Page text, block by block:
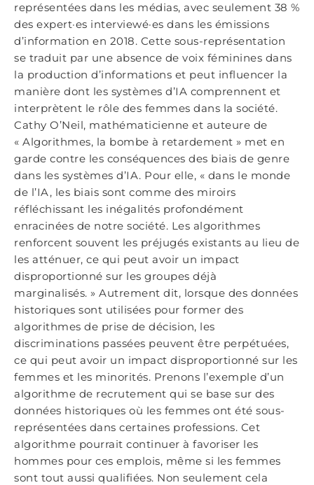
représentées dans les médias, avec seulement 38 %
des expert·es interviewé·es dans les émissions
d’information en 2018. Cette sous-représentation
se traduit par une absence de voix féminines dans
la production d’informations et peut influencer la
manière dont les systèmes d’IA comprennent et
interprètent le rôle des femmes dans la société.
Cathy O’Neil, mathématicienne et auteure de
« Algorithmes, la bombe à retardement » met en
garde contre les conséquences des biais de genre
dans les systèmes d’IA. Pour elle, « dans le monde
de l’IA, les biais sont comme des miroirs
réfléchissant les inégalités profondément
enracinées de notre société. Les algorithmes
renforcent souvent les préjugés existants au lieu de
les atténuer, ce qui peut avoir un impact
disproportionné sur les groupes déjà
marginalisés. » Autrement dit, lorsque des données
historiques sont utilisées pour former des
algorithmes de prise de décision, les
discriminations passées peuvent être perpétuées,
ce qui peut avoir un impact disproportionné sur les
femmes et les minorités. Prenons l’exemple d’un
algorithme de recrutement qui se base sur des
données historiques où les femmes ont été sous-
représentées dans certaines professions. Cet
algorithme pourrait continuer à favoriser les
hommes pour ces emplois, même si les femmes
sont tout aussi qualifiées. Non seulement cela